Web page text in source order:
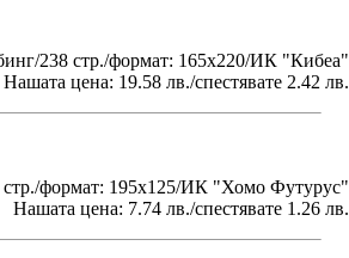
238 стр./формат: 165х220/ИК "Кибеа"
Нашата цена: 19.58 лв./спестявате 2.42 лв.
формат: 195x125/ИК "Хомо Футурус"
Нашата цена: 7.74 лв./спестявате 1.26 лв.